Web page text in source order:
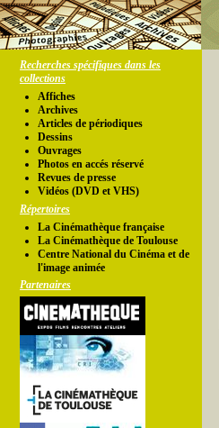
Recherches spécifiques dans les
collections
Affiches
Archives
Articles de périodiques
Dessins
Ouvrages
Photos en accés réservé
Revues de presse
Vidéos (DVD et VHS)
Répertoires
La Cinémathèque française
La Cinémathèque de Toulouse
Centre National du Cinéma et de
l'image animée
Partenaires